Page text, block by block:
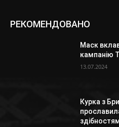
РЕКОМЕНДОВАНО
Маск
кампанію
13.07.2024
Курка з